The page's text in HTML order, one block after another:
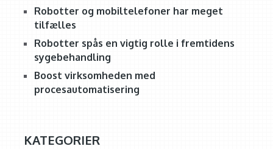
Robotter og mobiltelefoner har meget
tilfælles
Robotter spås en vigtig rolle i fremtidens
sygebehandling
Boost virksomheden med
procesautomatisering
KATEGORIER